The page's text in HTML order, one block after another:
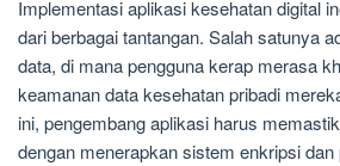
Implementasi aplikasi kesehatan digital
dari berbagai tantangan. Salah satunya
data, di mana pengguna kerap merasa
keamanan data kesehatan pribadi
ini, pengembang aplikasi harus
dengan menerapkan sistem enkripsi